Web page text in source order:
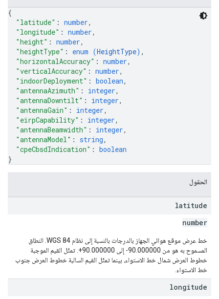
{
"latitude" : number,
"longitude" : number,
"height" : number,
"heightType" : enum (HeightType) ,
"horizontalAccuracy" : number,
"verticalAccuracy" : number,
"indoorDeployment" : boolean,
"antennaAzimuth" : integer,
"antennaDowntilt" : integer,
"antennaGain" : integer,
"eirpCapability" : integer,
"antennaBeamwidth" : integer,
"antennaModel" : string,
"cpeCbsdIndication" : boolean
}
الحقول
latitude
number
خط عرض موقع هوائي الجهاز بالدرجات بالنسبة إلى نظام WGS 84. النطاق
المسموح به هو من ‎-90.000000 إلى ‎+90.000000. تمثّل القيم الموجبة
خطوط العرض شمال خط الاستواء، بينما تمثّل القيم السالبة خطوط العرض جنوب
خط الاستواء.
longitude